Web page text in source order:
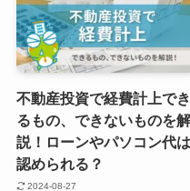
不動産投資で経費計上でき
るもの、できないものを解
説！ローンやパソコン代は
認められる？
2024-08-27